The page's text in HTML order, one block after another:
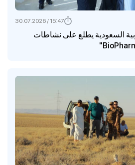
السعودية يطلع على نشاطات
15:47 / 30.07.2026